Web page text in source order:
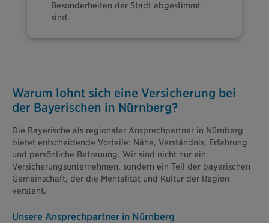
Besonderheiten der Stadt abgestimmt
sind.
Warum lohnt sich eine Versicherung bei
der Bayerischen in Nürnberg?
Die Bayerische als regionaler Ansprechpartner in Nürnberg
bietet entscheidende Vorteile: Nähe, Verständnis, Erfahrung
und persönliche Betreuung. Wir sind nicht nur ein
Versicherungsunternehmen, sondern ein Teil der bayerischen
Gemeinschaft, der die Mentalität und Kultur der Region
versteht.
Unsere Ansprechpartner in Nürnberg